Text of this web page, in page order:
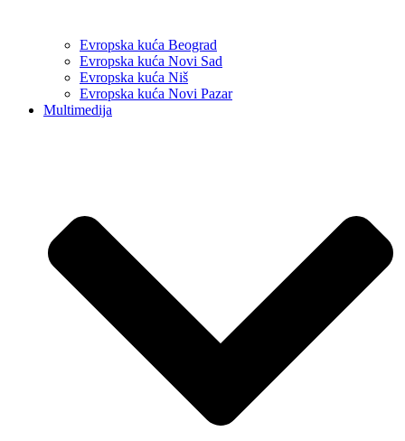
Evropska kuća Beograd
Evropska kuća Novi Sad
Evropska kuća Niš
Evropska kuća Novi Pazar
Multimedija